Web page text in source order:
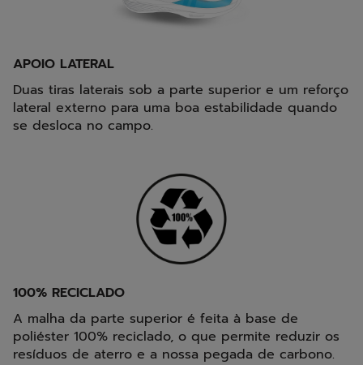
APOIO LATERAL
Duas tiras laterais sob a parte superior e um reforço
lateral externo para uma boa estabilidade quando
se desloca no campo.
100% RECICLADO
A malha da parte superior é feita à base de
poliéster 100% reciclado, o que permite reduzir os
resíduos de aterro e a nossa pegada de carbono.